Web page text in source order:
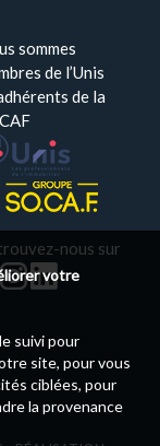
sommes
de l’Unis
de la
nous sur
votre
suivi pour
site, pour vous
ciblées, pour
la provenance